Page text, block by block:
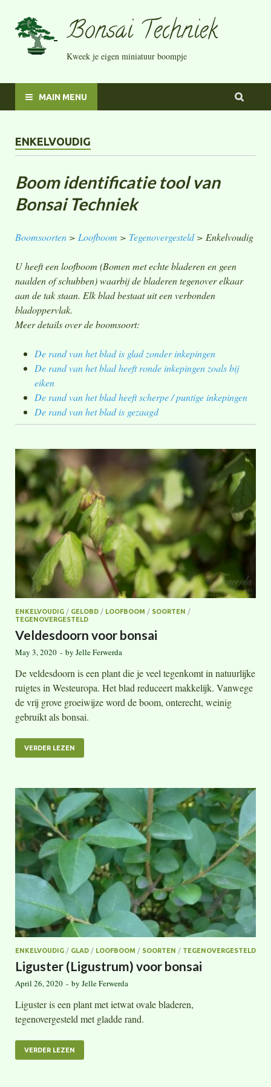
Bonsai Techniek
Kweek je eigen miniatuur boompje
MAIN MENU
ENKELVOUDIG
Boom identificatie tool van
Bonsai Techniek
Boomsoorten > Loofboom > Tegenovergesteld> Enkelvoudig
U heeft een loofboom (Bomen met echte bladeren en geen
naalden of schubben) waarbij de bladeren tegenover elkaar
aan de tak staan. Elk blad bestaat uit een verbonden
bladoppervlak.
Meer details over de boomsoort:
De rand van het blad is glad zonder inkepingen
De rand van het blad heeft ronde inkepingen zoals bij
eiken
De rand van het blad heeft scherpe / puntige inkepingen
De rand van het blad is gezaagd
ENKELVOUDIG / GELOBD / LOOFBOOM / SOORTEN /
TEGENOVERGESTELD
Veldesdoorn voor bonsai
May 3, 2020 - by Jelle Ferwerda
De veldesdoorn is een plant die je veel tegenkomt in natuurlijke
ruigtes in Westeuropa. Het blad reduceert makkelijk. Vanwege
de vrij grove groeiwijze word de boom, onterecht, weinig
gebruikt als bonsai.
VERDER LEZEN
ENKELVOUDIG / GLAD / LOOFBOOM / SOORTEN / TEGENOVERGESTELD
Liguster (Ligustrum) voor bonsai
April 26, 2020 - by Jelle Ferwerda
Liguster is een plant met ietwat ovale bladeren,
tegenovergesteld met gladde rand.
VERDER LEZEN